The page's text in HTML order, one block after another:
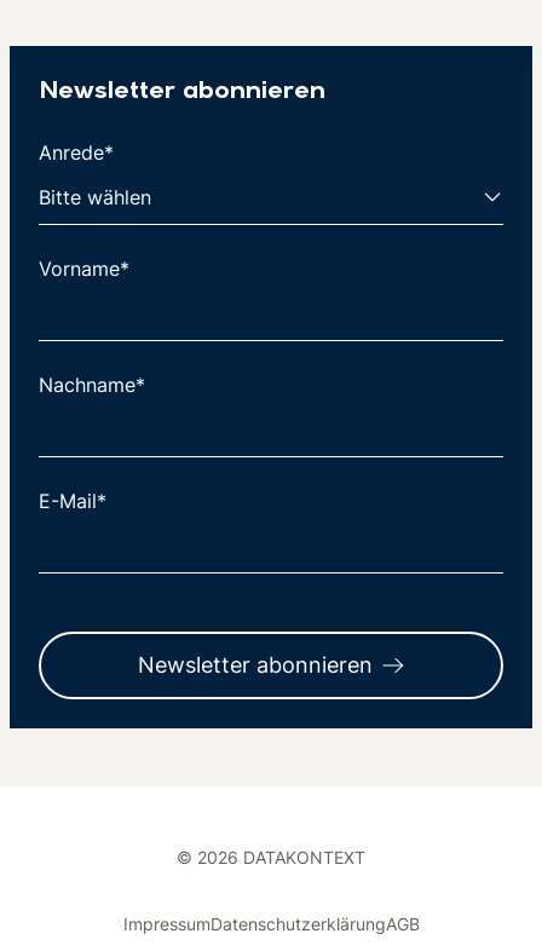
Newsletter abonnieren
Anrede*
Vorname*
Nachname*
E-Mail*
Newsletter abonnieren
© 2026 DATAKONTEXT
ImpressumDatenschutzerklärungAGB